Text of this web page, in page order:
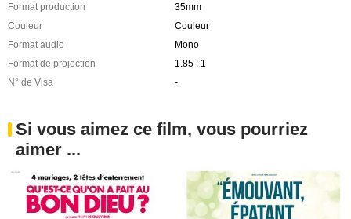
Format production
35mm
Couleur
Couleur
Format audio
Mono
Format de projection
1.85 : 1
N° de Visa
-
Si vous aimez ce film, vous pourriez
aimer ...